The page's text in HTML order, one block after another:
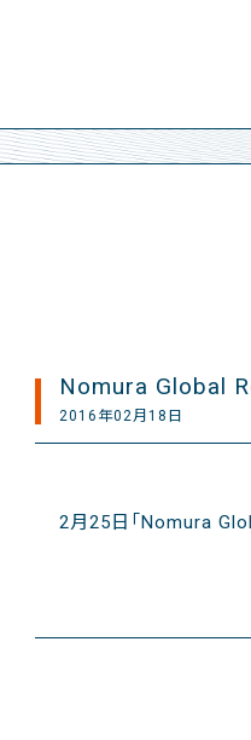
Nomura Global
2016年02月18日
2月25日「Nomura